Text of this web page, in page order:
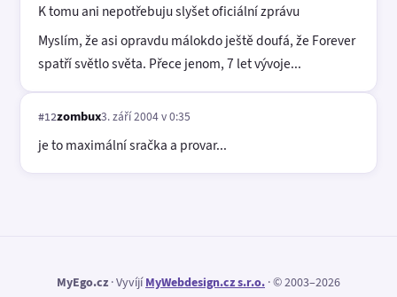
K tomu ani nepotřebuju slyšet oficiální zprávu
Myslím, že asi opravdu málokdo ještě doufá, že Forever
spatří světlo světa. Přece jenom, 7 let vývoje...
#12zombux3. září 2004 v 0:35
je to maximální sračka a provar...
MyEgo.cz · VyvíjíMyWebdesign.cz s.r.o. · © 2003–2026